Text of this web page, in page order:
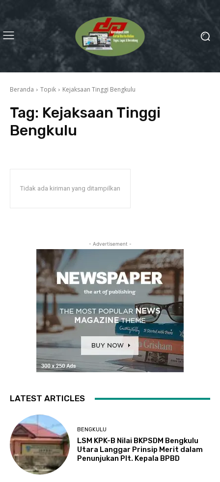
Beranda Topik Kejaksaan Tinggi Bengkulu
Tag: Kejaksaan Tinggi
Bengkulu
Tidak ada kiriman yang ditampilkan
- Advertisement -
LATEST ARTICLES
BENGKULU
LSM KPK-B Nilai BKPSDM Bengkulu
Utara Langgar Prinsip Merit dalam
Penunjukan Plt. Kepala BPBD